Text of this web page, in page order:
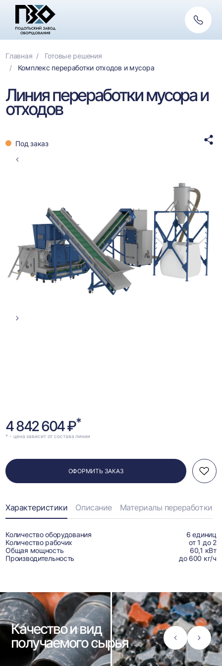
связь
Главная
Готовые решения
Комплекс переработки отходов и мусора
Линия переработки мусора и
отходов
Под заказ
Стрелка
Стрелка
4 842 604 ₽*
* - цена зависит от состава линии
ОФОРМИТЬ ЗАКАЗ
Характеристики Описание Материалы переработки
Количество оборудования
6 единиц
Количество рабочих
от 1 до 2
Общая мощность
60,1 кВт
Производительность
до 600 кг/ч
Качество и вид
получаемого сырья
Стрелка
влево